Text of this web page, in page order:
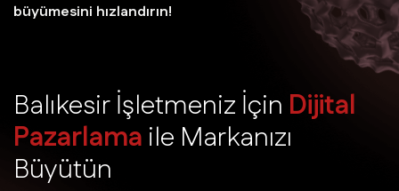
büyümesini hızlandırın!
Balıkesirİşletmeniz İçin Dijital
Pazarlama ile Markanızı
Büyütün